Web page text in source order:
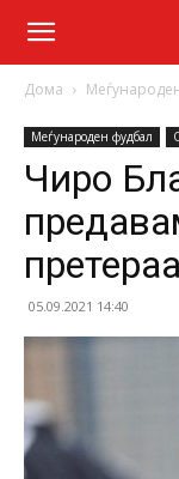
Дома
Меѓународен фудбал
Чиро
05.09.2021 14:40